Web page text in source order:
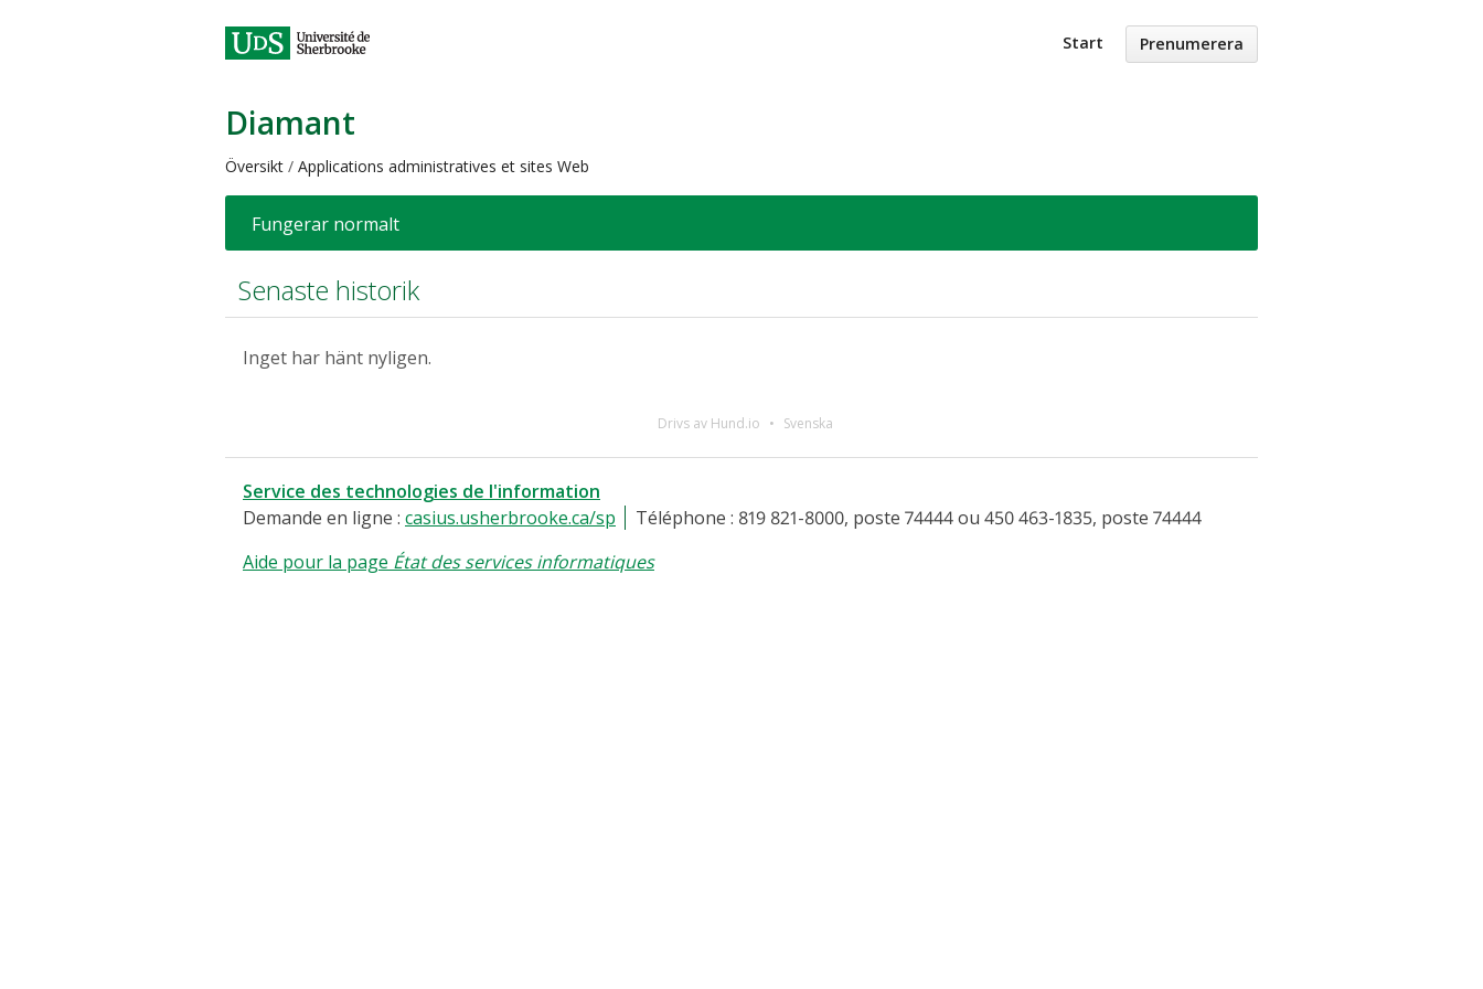
Start Prenumerera
Diamant
Översikt Applications administratives et sites Web
Fungerar normalt
Senaste historik
Inget har hänt nyligen.
Drivs av Hund.io Svenska
Service des technologies de l'information
Demande en ligne : casius.usherbrooke.ca/sp
Téléphone : 819 821-8000, poste 74444 ou 450 463-1835, poste 74444
Aide pour la page État des services informatiques